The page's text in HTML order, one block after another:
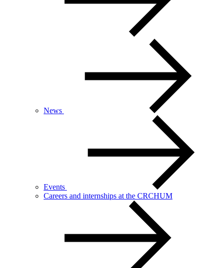
News
Events
Careers and internships at the CRCHUM